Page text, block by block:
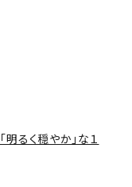
るく穏やか」な１